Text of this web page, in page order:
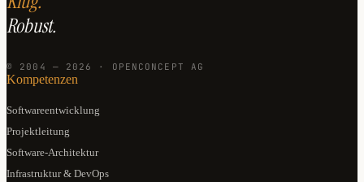
Robust.
© 2004 — 2026 · OPENCONCEPT AG
Kompetenzen
Softwareentwicklung
Projektleitung
Software-Architektur
Infrastruktur & DevOps